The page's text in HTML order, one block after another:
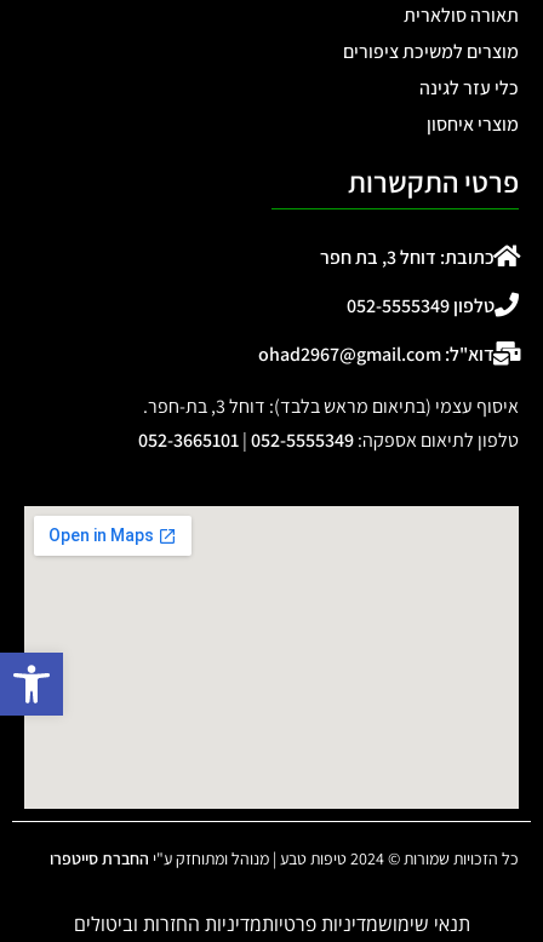
תאורה סולארית
מוצרים למשיכת ציפורים
כלי עזר לגינה
מוצרי איחסון
פרטי התקשרות
כתובת: דוחל 3, בת חפר
טלפון 052-5555349
דוא"ל: ohad2967@gmail.com
איסוף עצמי (בתיאום מראש בלבד): דוחל 3, בת-חפר.
טלפון לתיאום אספקה:
052-5555349
|
052-3665101
כל הזכויות שמורות © 2024 טיפות טבע | מנוהל ומתוחזק ע"י החברת סייטפרו
תנאי שימושמדיניות פרטיותמדיניות החזרות וביטולים